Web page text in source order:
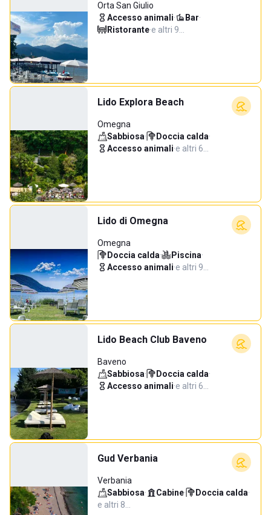
Orta San Giulio
Accesso animali· Bar·
Ristorante·e altri 9…
Lido Explora Beach
Omegna
Sabbiosa· Doccia calda·
Accesso animali·e altri 6…
Lido di Omegna
Omegna
Doccia calda· Piscina·
Accesso animali·e altri 9…
Lido Beach Club Baveno
Baveno
Sabbiosa· Doccia calda·
Accesso animali·e altri 6…
Gud Verbania
Verbania
Sabbiosa· Cabine· Doccia calda·
e altri 8…